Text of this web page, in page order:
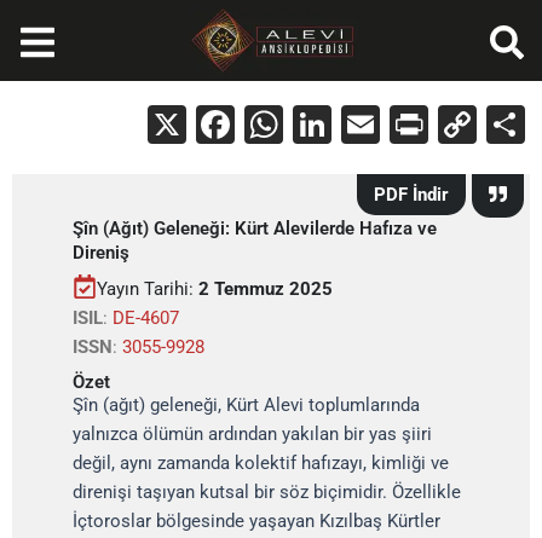
atla
X Facebook
WhatsApp
LinkedIn
EmailPrint
PDF İndir
Şîn (Ağıt) Geleneği: Kürt Alevilerde Hafıza ve
Direniş
Yayın Tarihi: 2 Temmuz 2025
ISIL: DE-4607
ISSN: 3055-9928
Özet
Şîn (ağıt) geleneği, Kürt Alevi toplumlarında
yalnızca ölümün ardından yakılan bir yas şiiri
değil, aynı zamanda kolektif hafızayı, kimliği ve
direnişi taşıyan kutsal bir söz biçimidir. Özellikle
İçtoroslar bölgesinde yaşayan Kızılbaş Kürtler